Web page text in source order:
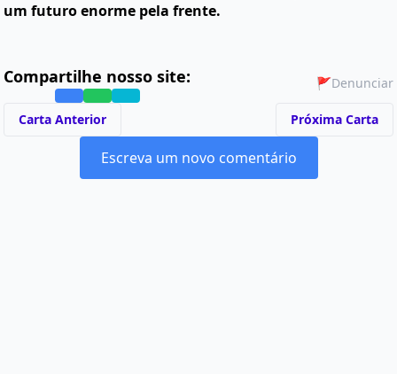
um futuro enorme pela frente.
Compartilhe nosso site: 🚩Denunciar
Carta Anterior Próxima Carta
Escreva um novo comentário